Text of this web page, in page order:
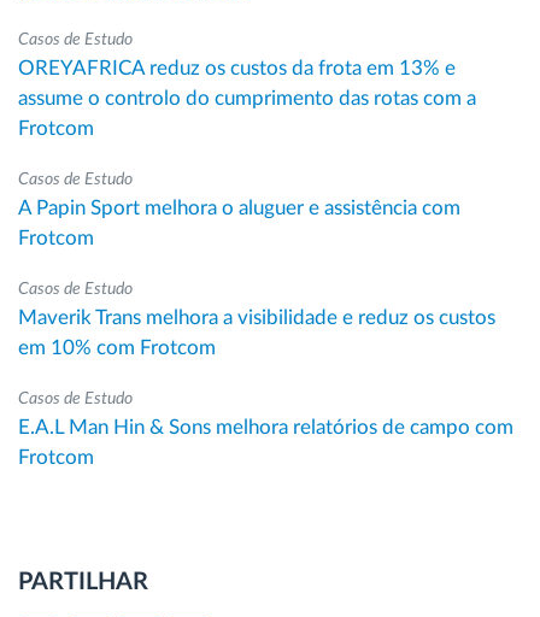
Casos de Estudo
OREYAFRICA reduz os custos da frota em 13% e
assume o controlo do cumprimento das rotas com a
Frotcom
Casos de Estudo
A Papin Sport melhora o aluguer e assistência com
Frotcom
Casos de Estudo
Maverik Trans melhora a visibilidade e reduz os custos
em 10% com Frotcom
Casos de Estudo
E.A.L Man Hin & Sons melhora relatórios de campo com
Frotcom
PARTILHAR